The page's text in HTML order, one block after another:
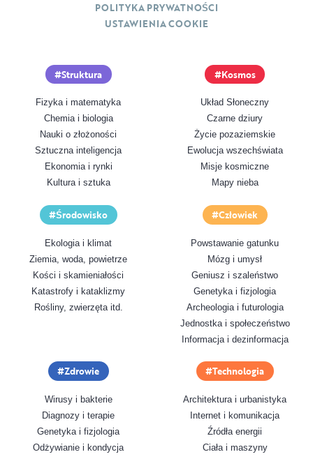
Struktura
Fizyka i matematyka
Chemia i biologia
Nauki o złożoności
Sztuczna inteligencja
Ekonomia i rynki
Kultura i sztuka
Kosmos
Układ Słoneczny
Czarne dziury
Życie pozaziemskie
Ewolucja wszechświata
Misje kosmiczne
Mapy nieba
Środowisko
Ekologia i klimat
Ziemia, woda, powietrze
Kości i skamieniałości
Katastrofy i kataklizmy
Rośliny, zwierzęta itd.
Człowiek
Powstawanie gatunku
Mózg i umysł
Geniusz i szaleństwo
Genetyka i fizjologia
Archeologia i futurologia
Jednostka i społeczeństwo
Informacja i dezinformacja
Zdrowie
Wirusy i bakterie
Diagnozy i terapie
Genetyka i fizjologia
Odżywianie i kondycja
Technologia
Architektura i urbanistyka
Internet i komunikacja
Źródła energii
Ciała i maszyny
POLITYKA PRYWATNOŚCI
USTAWIENIA COOKIE